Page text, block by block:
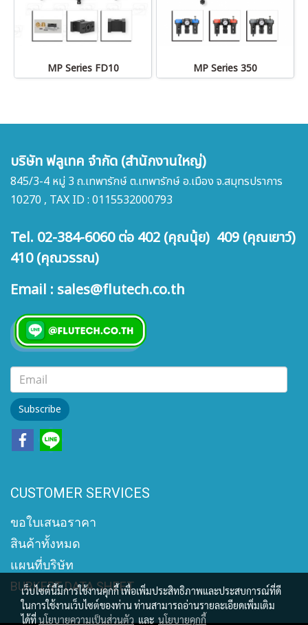
MP Series FD10 MP Series 350
บริษัท ฟลูเทค จำกัด (สำนักงานใหญ่)
845/3-4 หมู่ 3 ถ.เทพารักษ์ ต.เทพารักษ์ อ.เมือง จ.สมุทรปราการ
10270 , TAX ID : 0115532000793
Tel. 02-384-6060 ต่อ 402 (คุณนุ้ย) 409 (คุณเยาว์)
410 (คุณวรรณ)
Email : sales@flutech.co.th
Subscribe
CUSTOMER SERVICES
ขอใบเสนอราคา
สินค้าทั้งหมด
แผนที่บริษัท
BURKERT DATA SHEET
เว็บไซต์นี้มีการใช้งานคุกกี้ เพื่อเพิ่มประสิทธิภาพและประสบการณ์ที่ดี
ในการใช้งานเว็บไซต์ของท่าน ท่านสามารถอ่านรายละเอียดเพิ่มเติม
ได้ที่นโยบายความเป็นส่วนตัว และ นโยบายคุกกี้